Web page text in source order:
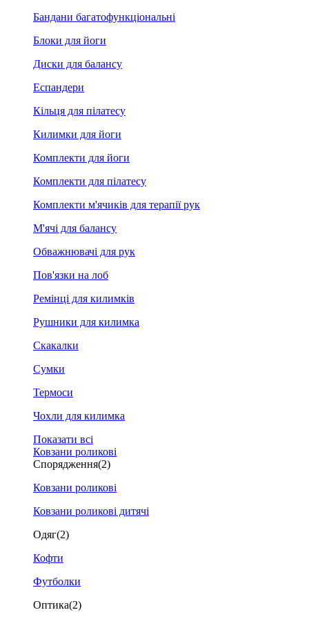
Бандани багатофункціональні
Блоки для йоги
Диски для балансу
Еспандери
Кільця для пілатесу
Килимки для йоги
Комплекти для йоги
Комплекти для пілатесу
Комплекти м'ячиків для терапії рук
М'ячі для балансу
Обважнювачі для рук
Пов'язки на лоб
Ремінці для килимків
Рушники для килимка
Скакалки
Сумки
Термоси
Чохли для килимка
Показати всі
Ковзани роликові
Спорядження(2)
Ковзани роликові
Ковзани роликові дитячі
Одяг(2)
Кофти
Футболки
Оптика(2)